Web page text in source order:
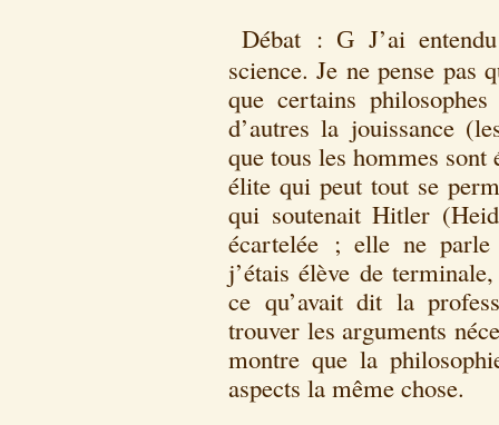
Débat : G J’ai
science. Je ne pense pas
que certains
d’autres la jouissance
que tous les hommes sont
élite qui peut tout se
qui soutenait Hitler
écartelée ; elle ne parle
j’étais élève de
ce qu’avait dit la
trouver les arguments
montre que la
aspects la même chose.